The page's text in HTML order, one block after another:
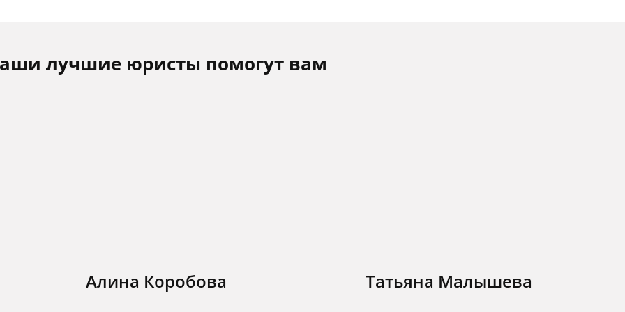
лучшие юристы помогут вам
Алина Коробова Татьяна Малышева